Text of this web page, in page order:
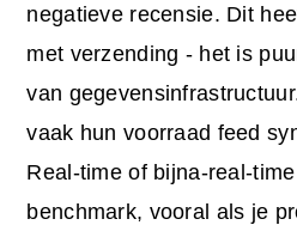
negatieve recensie. Dit
met verzending - het is
van
vaak hun voorraad feed
Real-time of bijna-real-
benchmark, vooral als je